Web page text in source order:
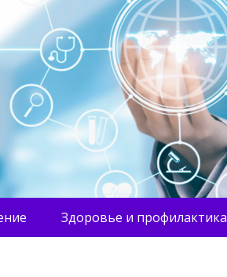
Здоровье и профилактика